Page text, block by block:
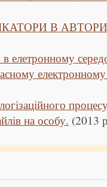
В
елетронному
електронному
на особу. (2013